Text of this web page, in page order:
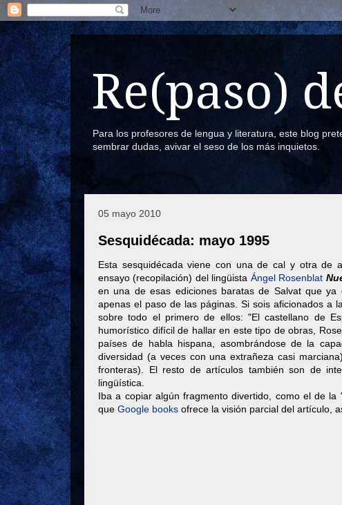
Re(paso)
Para los profesores de lengua y literatura, este blog
sembrar dudas, avivar el seso de los más inquietos.
05 mayo 2010
Sesquidécada: mayo 1995
Esta sesquidécada viene con una de cal y otra de
ensayo (recopilación) del lingüista Ángel Rosenblat
en una de esas ediciones baratas de Salvat que
apenas el paso de las páginas. Si sois aficionados a
sobre todo el primero de ellos: "El castellano de
humorístico difícil de hallar en este tipo de obras,
países de habla hispana, asombrándose de la
diversidad (a veces con una extrañeza casi
fronteras). El resto de artículos también son de
lingüística.
Iba a copiar algún fragmento divertido, como el de
que Google books ofrece la visión parcial del artículo,